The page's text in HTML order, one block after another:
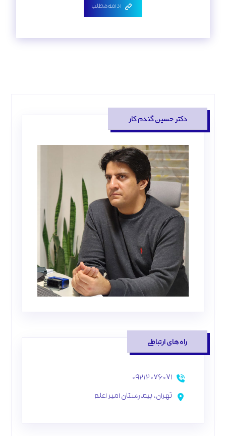
ادامه مطلب
دکتر حسین گندم کار
راه‌های ارتباطی
۰۹۲۱۲۰۷۶۰۷۱
تهران، بیمارستان امیر اعلم